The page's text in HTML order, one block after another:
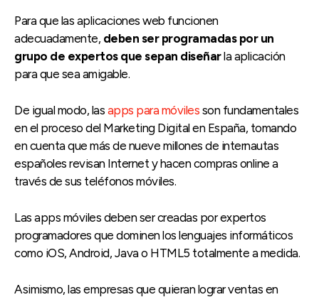
Para que las aplicaciones web funcionen
adecuadamente, deben ser programadas por un
grupo de expertos que sepan diseñarla aplicación
para que sea amigable.
De igual modo, las apps para móviles son fundamentales
en el proceso del Marketing Digital en España, tomando
en cuenta que más de nueve millones de internautas
españoles revisan Internet y hacen compras online a
través de sus teléfonos móviles.
Las apps móviles deben ser creadas por expertos
programadores que dominen los lenguajes informáticos
como iOS, Android, Java o HTML5 totalmente a medida.
Asimismo, las empresas que quieran lograr ventas en